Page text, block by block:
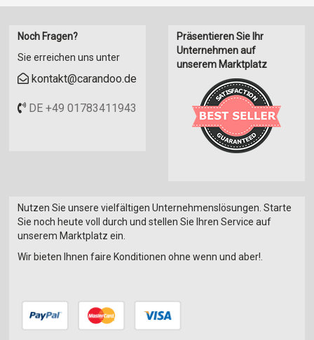
GFK-Aufbauwände
Heizung
Hydraulische/elektrische Stützen
Verdunkelungs- und Fliegenschutzrollos
Warmwasser
Warmwasserboiler
Warmwasserheizung
Warmwassertherme
Heckgarage
Noch Fragen?
Sie erreichen uns unter
kontakt@carandoo.de
DE +49 01783411943
Präsentieren Sie Ihr
Unternehmen auf
unserem Marktplatz
Nutzen Sie unsere vielfältigen Unternehmenslösungen. Starte
Sie noch heute voll durch und stellen Sie Ihren Service auf
unserem Marktplatz ein.
Wir bieten Ihnen faire Konditionen ohne wenn und aber!.